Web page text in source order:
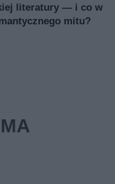
literatury — i co w
mitu?